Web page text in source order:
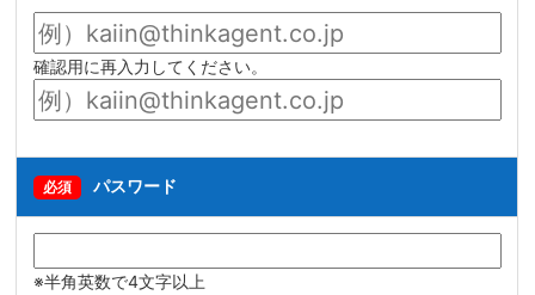
確認用に再入力してください。
必須 パスワード
※半角英数で4文字以上